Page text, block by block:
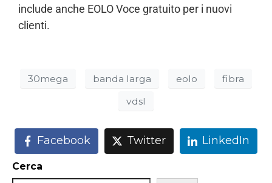
include anche EOLO Voce gratuito per i nuovi
clienti.
30mega banda larga eolo
fibra
vdsl
Facebook Twitter LinkedIn
Cerca